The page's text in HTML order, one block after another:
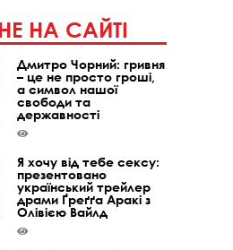
НА САЙТІ
Дмитро Чорний: гривня
– це не просто гроші,
а символ нашої
свободи та
державності
Я хочу від тебе сексу:
презентовано
український трейлер
драми Ґреґґа Аракі з
Олівією Вайлд